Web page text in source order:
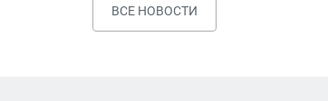
ВСЕ НОВОСТИ